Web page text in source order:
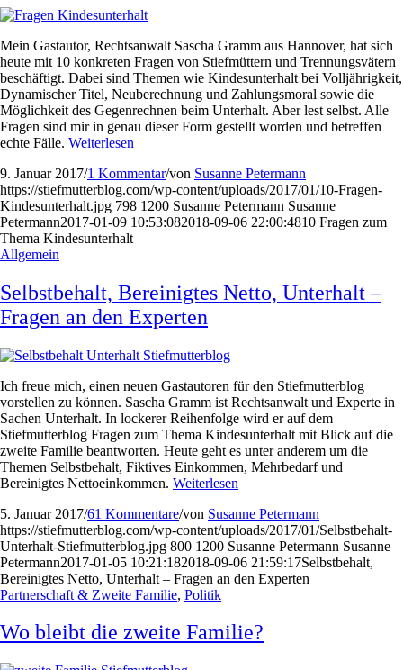
Mein Gastautor, Rechtsanwalt Sascha Gramm aus Hannover, hat sich
heute mit 10 konkreten Fragen von Stiefmüttern und Trennungsvätern
beschäftigt. Dabei sind Themen wie Kindesunterhalt bei Volljährigkeit,
Dynamischer Titel, Neuberechnung und Zahlungsmoral sowie die
Möglichkeit des Gegenrechnen beim Unterhalt. Aber lest selbst. Alle
Fragen sind mir in genau dieser Form gestellt worden und betreffen
echte Fälle. Weiterlesen
9. Januar 2017/1 Kommentar/von Susanne Petermann
https://stiefmutterblog.com/wp-content/uploads/2017/01/10-Fragen-
Kindesunterhalt.jpg 798 1200 Susanne Petermann Susanne
Petermann2017-01-09 10:53:082018-09-06 22:00:4810 Fragen zum
Thema Kindesunterhalt
Allgemein
Selbstbehalt, Bereinigtes Netto, Unterhalt –
Fragen an den Experten
Ich freue mich, einen neuen Gastautoren für den Stiefmutterblog
vorstellen zu können. Sascha Gramm ist Rechtsanwalt und Experte in
Sachen Unterhalt. In lockerer Reihenfolge wird er auf dem
Stiefmutterblog Fragen zum Thema Kindesunterhalt mit Blick auf die
zweite Familie beantworten. Heute geht es unter anderem um die
Themen Selbstbehalt, Fiktives Einkommen, Mehrbedarf und
Bereinigtes Nettoeinkommen. Weiterlesen
5. Januar 2017/61 Kommentare/von Susanne Petermann
https://stiefmutterblog.com/wp-content/uploads/2017/01/Selbstbehalt-
Unterhalt-Stiefmutterblog.jpg 800 1200 Susanne Petermann Susanne
Petermann2017-01-05 10:21:182018-09-06 21:59:17Selbstbehalt,
Bereinigtes Netto, Unterhalt – Fragen an den Experten
Partnerschaft & Zweite Familie, Politik
Wo bleibt die zweite Familie?